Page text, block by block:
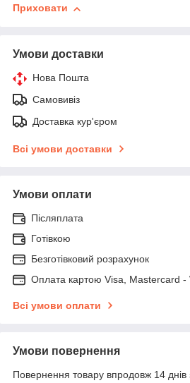
Приховати
Умови доставки
Нова Пошта
Самовивіз
Доставка кур'єром
Всі умови доставки
Умови оплати
Післяплата
Готівкою
Безготівковий розрахунок
Оплата картою Visa, Mastercard -
Всі умови оплати
Умови повернення
Повернення товару впродовж 14 днів